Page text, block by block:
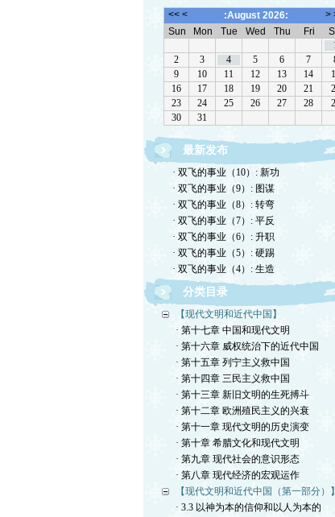
最新发布
· 双飞的事业（10）: 新功
· 双飞的事业（9）: 图谋
· 双飞的事业（8）: 转弯
· 双飞的事业（7）: 平反
· 双飞的事业（6）: 升职
· 双飞的事业（5）: 硬踢
· 双飞的事业（4）: 生造
分类目录
【现代文明和近代中国】
· 第十七章 中国和现代文明
· 第十六章 威权统治下的近代中国
· 第十五章 列宁主义救中国
· 第十四章 三民主义救中国
· 第十三章 新旧文明的生死搏斗
· 第十二章 欧洲殖民主义的兴衰
· 第十一章 现代文明的历史演变
· 第十章 希腊文化和现代文明
· 第九章 现代社会的意识形态
· 第八章 现代经济的宏观运作
【现代文明和近代中国（第一部分）】
· 3.3 以神为本的信仰和以人为本的